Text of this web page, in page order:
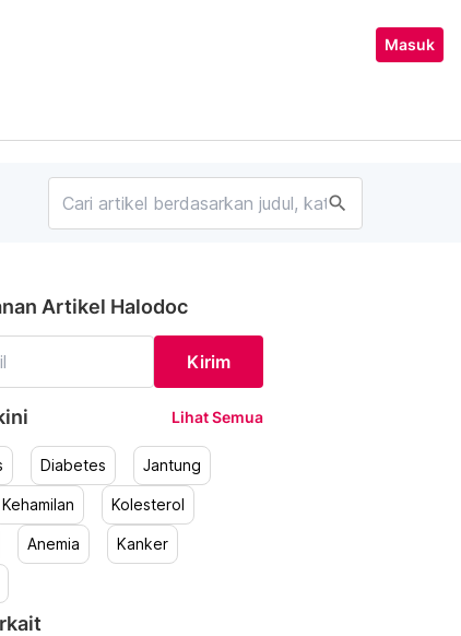
Masuk
search
Artikel Halodoc
Kirim
Lihat Semua
Diabetes Jantung
Kehamilan Kolesterol
Anemia Kanker